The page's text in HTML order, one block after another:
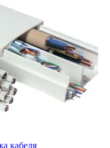
кабеля